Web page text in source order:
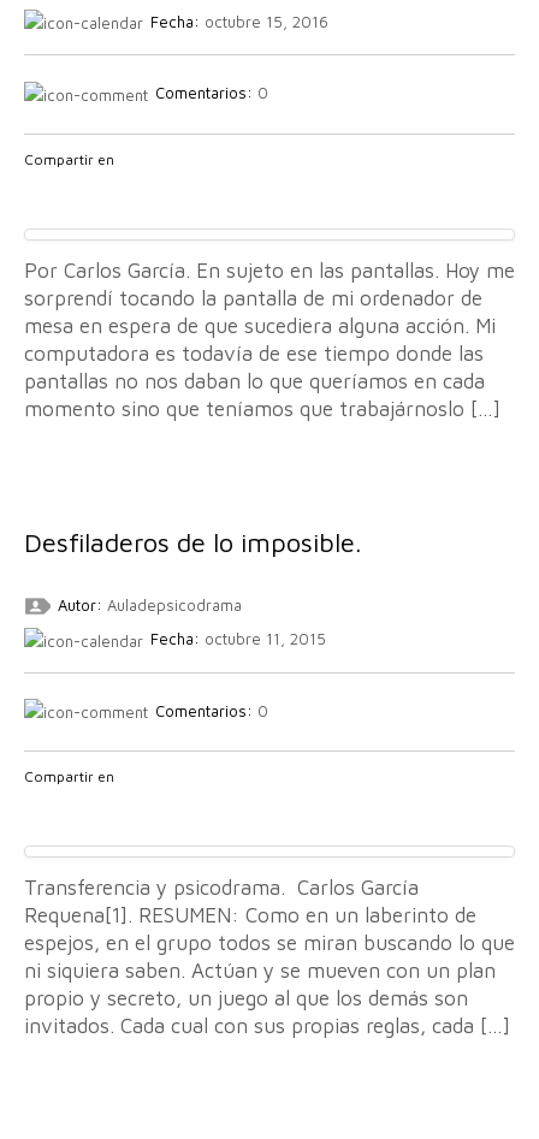
Fecha: octubre 15, 2016
Comentarios: 0
Compartir en
Por Carlos García. En sujeto en las pantallas. Hoy me
sorprendí tocando la pantalla de mi ordenador de
mesa en espera de que sucediera alguna acción. Mi
computadora es todavía de ese tiempo donde las
pantallas no nos daban lo que queríamos en cada
momento sino que teníamos que trabajárnoslo […]
Desfiladeros de lo imposible.
Autor: Auladepsicodrama
Fecha: octubre 11, 2015
Comentarios: 0
Compartir en
Transferencia y psicodrama. Carlos García
Requena[1]. RESUMEN: Como en un laberinto de
espejos, en el grupo todos se miran buscando lo que
ni siquiera saben. Actúan y se mueven con un plan
propio y secreto, un juego al que los demás son
invitados. Cada cual con sus propias reglas, cada […]